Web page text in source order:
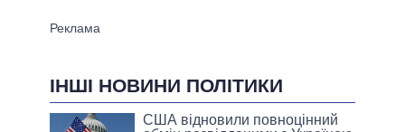
ІНШІ НОВИНИ ПОЛІТИКИ
США відновили повноцінний